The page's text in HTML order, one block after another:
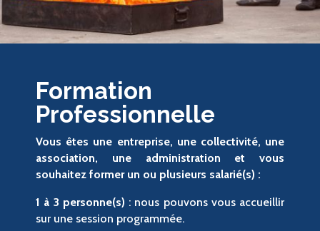
Formation
Professionnelle
Vous êtes une entreprise, une collectivité, une
association, une administration et vous
souhaitez former un ou plusieurs salarié(s) :
1 à 3 personne(s) : nous pouvons vous accueillir
sur une session programmée.